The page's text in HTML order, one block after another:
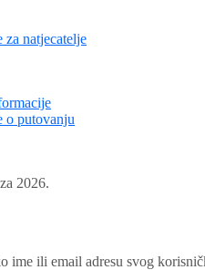
za natjecatelje
o putovanju
2026.
ime ili email adresu svog